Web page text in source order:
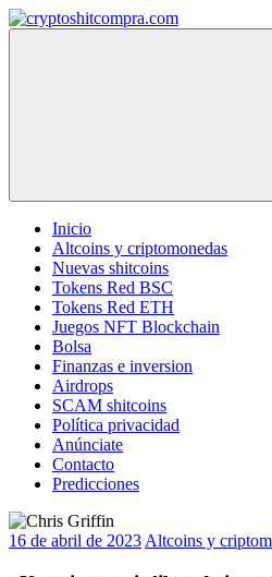
Saltar
al
Inicio
Altcoins y criptomonedas
Nuevas shitcoins
Tokens Red BSC
Tokens Red ETH
Juegos NFT Blockchain
Bolsa
Finanzas e inversion
Airdrops
SCAM shitcoins
Política privacidad
Anúnciate
Contacto
Predicciones
16 de abril de 2023 Altcoins y